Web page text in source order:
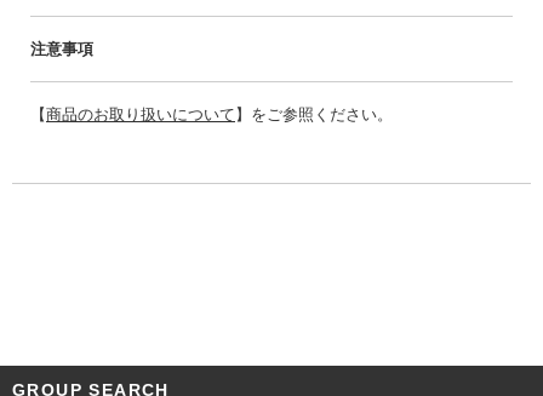
注意事項
【商品のお取り扱いについて 】をご参照ください。
GROUP SEARCH